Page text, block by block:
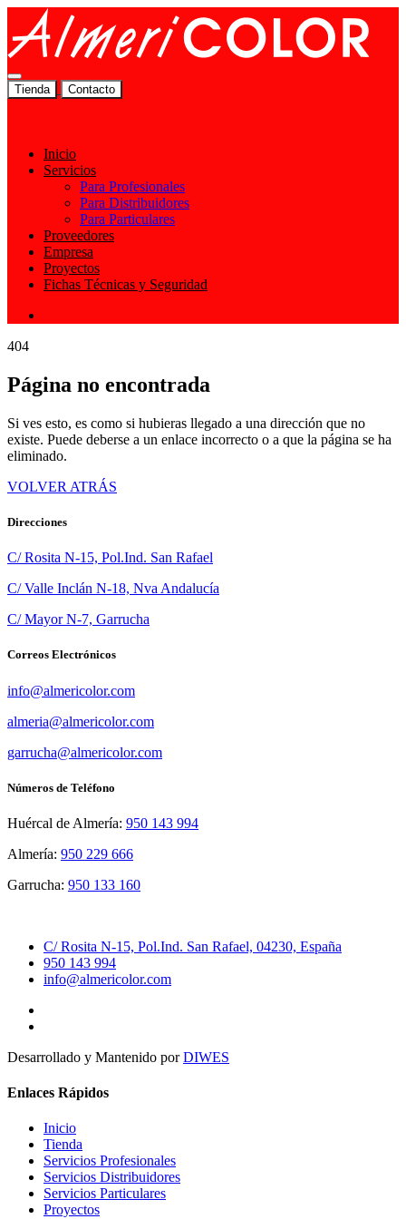
Tienda Contacto
Inicio
Servicios
Para Profesionales
Para Distribuidores
Para Particulares
Proveedores
Empresa
Proyectos
Fichas Técnicas y Seguridad
404
Página no encontrada
Si ves esto, es como si hubieras llegado a una dirección que no
existe. Puede deberse a un enlace incorrecto o a que la página se ha
eliminado.
VOLVER ATRÁS
Direcciones
C/ Rosita N-15, Pol.Ind. San Rafael
C/ Valle Inclán N-18, Nva Andalucía
C/ Mayor N-7, Garrucha
Correos Electrónicos
info@almericolor.com
almeria@almericolor.com
garrucha@almericolor.com
Números de Teléfono
Huércal de Almería: 950 143 994
Almería: 950 229 666
Garrucha: 950 133 160
C/ Rosita N-15, Pol.Ind. San Rafael, 04230, España
950 143 994
info@almericolor.com
Desarrollado y Mantenido porDIWES
Enlaces Rápidos
Inicio
Tienda
Servicios Profesionales
Servicios Distribuidores
Servicios Particulares
Proyectos